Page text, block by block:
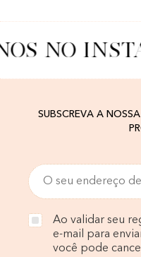
NO
SUBSCREVA A
Ao validar seu
e-mail para
você pode